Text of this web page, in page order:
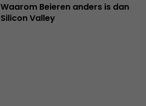
Waarom Beieren anders is dan
Silicon Valley